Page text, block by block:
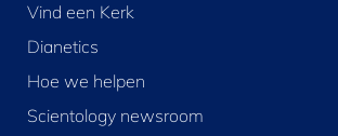
Vind een Kerk
Dianetics
Hoe we helpen
Scientology newsroom